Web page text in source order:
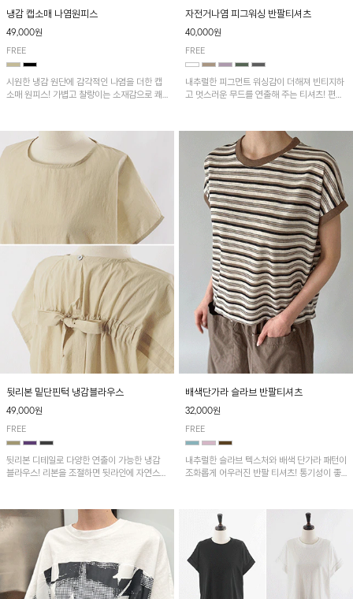
냉감 캡소매 나염원피스
49,000원
FREE
시원한 냉감 원단에 감각적인 나염을 더한 캡
소매 원피스! 가볍고 찰랑이는 소재감으로 쾌
자전거나염 피그워싱 반팔티셔츠
40,000원
FREE
내추럴한 피그먼트 워싱감이 더해져 빈티지하
고 멋스러운 무드를 연출해 주는 티셔츠! 편안
뒷리본 밑단핀턱 냉감블라우스
49,000원
FREE
뒷리본 디테일로 다양한 연출이 가능한 냉감
블라우스! 리본을 조절하면 뒷라인에 자연스러
를 더해줍니다.
배색단가라 슬라브 반팔티셔츠
32,000원
FREE
내추럴한 슬라브 텍스처와 배색 단가라 패턴이
조화롭게 어우러진 반팔 티셔츠! 통기성이 좋